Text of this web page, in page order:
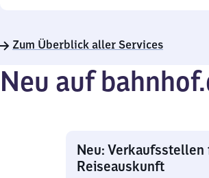
22
Zum Überblick aller Services
Neu auf
Neu: Verkaufsstellen
Reiseauskunft